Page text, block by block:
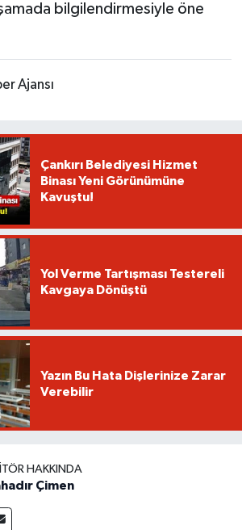
bilgilendirmesiyle öne
Ajansı
Çankırı Belediyesi Hizmet
Binası Yeni Görünümüne
Kavuştu!
Yol Verme Tartışması Testereli
Kavgaya Dönüştü
Yazın Bu Hata Dişlerinize Zarar
Verebilir
HAKKINDA
Çimen